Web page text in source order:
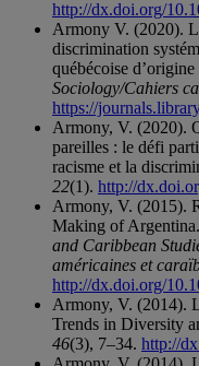
http://dx.doi.org/
Armony V. (2020).
discrimination
québécoise
Sociology/Cahiers
https://
Armony, V. (2020).
pareilles : le défi
racisme et la
22(1). http://
Armony, V. (2015).
Making of Argentina.
and Caribbean
américaines et
http://dx.doi.org/
Armony, V. (2014).
Trends in Diversity
46(3), 7–34. http://